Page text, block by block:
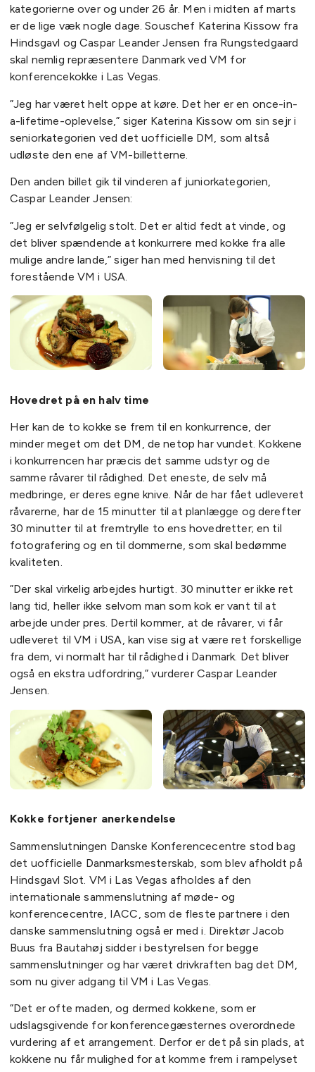
kategorierne over og under 26 år. Men i midten af marts
er de lige væk nogle dage. Souschef Katerina Kissow fra
Hindsgavl og Caspar Leander Jensen fra Rungstedgaard
skal nemlig repræsentere Danmark ved VM for
konferencekokke i Las Vegas.
”Jeg har været helt oppe at køre. Det her er en once-in-
a-lifetime-oplevelse,” siger Katerina Kissow om sin sejr i
seniorkategorien ved det uofficielle DM, som altså
udløste den ene af VM-billetterne.
Den anden billet gik til vinderen af juniorkategorien,
Caspar Leander Jensen:
”Jeg er selvfølgelig stolt. Det er altid fedt at vinde, og
det bliver spændende at konkurrere med kokke fra alle
mulige andre lande,” siger han med henvisning til det
forestående VM i USA.
Hovedret på en halv time
Her kan de to kokke se frem til en konkurrence, der
minder meget om det DM, de netop har vundet. Kokkene
i konkurrencen har præcis det samme udstyr og de
samme råvarer til rådighed. Det eneste, de selv må
medbringe, er deres egne knive. Når de har fået udleveret
råvarerne, har de 15 minutter til at planlægge og derefter
30 minutter til at fremtrylle to ens hovedretter; en til
fotografering og en til dommerne, som skal bedømme
kvaliteten.
”Der skal virkelig arbejdes hurtigt. 30 minutter er ikke ret
lang tid, heller ikke selvom man som kok er vant til at
arbejde under pres. Dertil kommer, at de råvarer, vi får
udleveret til VM i USA, kan vise sig at være ret forskellige
fra dem, vi normalt har til rådighed i Danmark. Det bliver
også en ekstra udfordring,” vurderer Caspar Leander
Jensen.
Kokke fortjener anerkendelse
Sammenslutningen Danske Konferencecentre stod bag
det uofficielle Danmarksmesterskab, som blev afholdt på
Hindsgavl Slot. VM i Las Vegas afholdes af den
internationale sammenslutning af møde- og
konferencecentre, IACC, som de fleste partnere i den
danske sammenslutning også er med i. Direktør Jacob
Buus fra Bautahøj sidder i bestyrelsen for begge
sammenslutninger og har været drivkraften bag det DM,
som nu giver adgang til VM i Las Vegas.
”Det er ofte maden, og dermed kokkene, som er
udslagsgivende for konferencegæsternes overordnede
vurdering af et arrangement. Derfor er det på sin plads, at
kokkene nu får mulighed for at komme frem i rampelyset